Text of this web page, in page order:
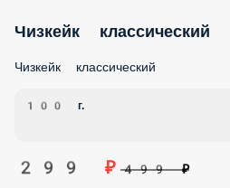
Чизкейк классический
Чизкейк классический
100 г.
299 ₽ 499 ₽